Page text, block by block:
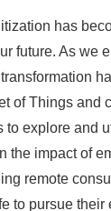
has
future. As we
of Things and
explore and
impact of
remote
to pursue